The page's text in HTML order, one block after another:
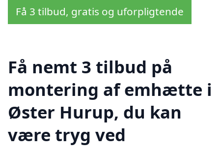
Få 3 tilbud, gratis og uforpligtende
Få nemt 3 tilbud på
montering af emhætte i
Øster Hurup, du kan
være tryg ved